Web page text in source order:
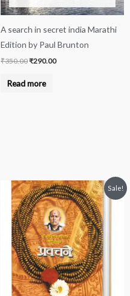
A search in secret india Marathi
Edition by Paul Brunton
₹350.00₹290.00
Read more
Sale!
Original
price
was:
₹250.00.
Current
price
is:
₹180.00.